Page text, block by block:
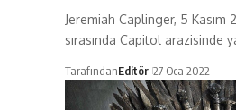
Jeremiah Caplinger, 5 Kasım
sırasında Capitol arazisinde
TarafındanEditör 27 Oca 2022